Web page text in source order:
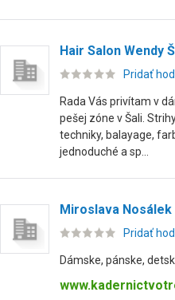
Hair Salon Wendy
Pridať
Rada Vás privítam v
pešej zóne v Šali.
techniky, balayage,
jednoduché a sp...
Miroslava Nosálek
Pridať
Dámske, pánske,